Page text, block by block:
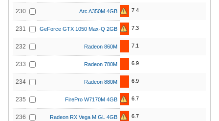
230 Arc A350M 4GB 7.4
231 GeForce GTX 1050 Max-Q 2GB 7.3
232 Radeon 860M 7.1
233 Radeon 780M 6.9
234 Radeon 880M 6.9
235 FirePro W7170M 4GB 6.7
236 Radeon RX Vega M GL 4GB 6.7